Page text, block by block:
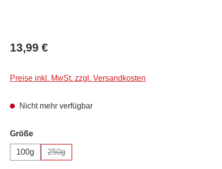
Regulärer Preis:
13,99 €
Preise inkl. MwSt. zzgl. Versandkosten
Nicht mehr verfügbar
Größeauswählen
100g 250g
(Diese Option ist zurzeit nicht verfügbar.)